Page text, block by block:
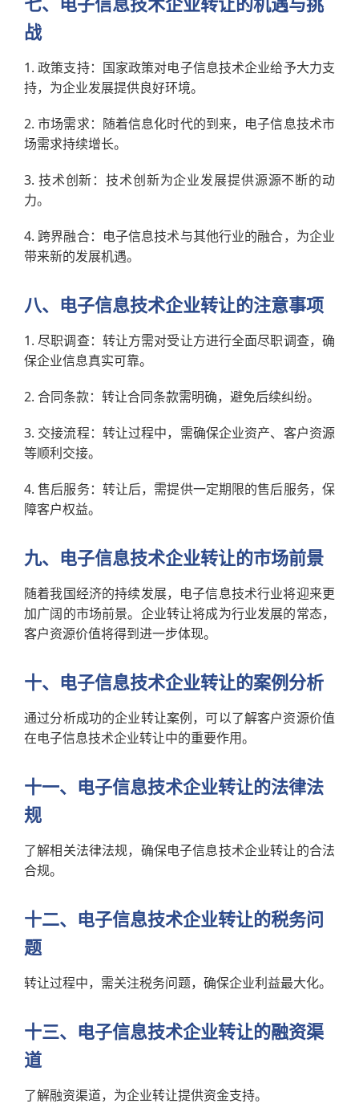
战
1. 政策支持：国家政策对电子信息技术企业给予大力支
持，为企业发展提供良好环境。
2. 市场需求：随着信息化时代的到来，电子信息技术市
场需求持续增长。
3. 技术创新：技术创新为企业发展提供源源不断的动
力。
4. 跨界融合：电子信息技术与其他行业的融合，为企业
带来新的发展机遇。
八、电子信息技术企业转让的注意事项
1. 尽职调查：转让方需对受让方进行全面尽职调查，确
保企业信息真实可靠。
2. 合同条款：转让合同条款需明确，避免后续纠纷。
3. 交接流程：转让过程中，需确保企业资产、客户资源
等顺利交接。
4. 售后服务：转让后，需提供一定期限的售后服务，保
障客户权益。
九、电子信息技术企业转让的市场前景
随着我国经济的持续发展，电子信息技术行业将迎来更
加广阔的市场前景。企业转让将成为行业发展的常态，
客户资源价值将得到进一步体现。
十、电子信息技术企业转让的案例分析
通过分析成功的企业转让案例，可以了解客户资源价值
在电子信息技术企业转让中的重要作用。
十一、电子信息技术企业转让的法律法
规
了解相关法律法规，确保电子信息技术企业转让的合法
合规。
十二、电子信息技术企业转让的税务问
题
转让过程中，需关注税务问题，确保企业利益最大化。
十三、电子信息技术企业转让的融资渠
道
了解融资渠道，为企业转让提供资金支持。